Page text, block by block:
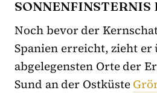
SONNENFINSTERNIS
Noch bevor der
Spanien erreicht, zieht er
abgelegensten Orte der
Sund an der Ostküste